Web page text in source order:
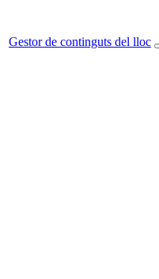
Gestor de continguts del lloc